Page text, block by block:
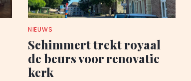
NIEUWS
Schimmert trekt royaal
de beurs voor renovatie
kerk